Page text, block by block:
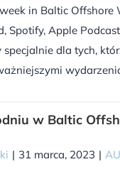
in Baltic Offshore
Spotify, Apple
dla tych,
w Baltic
| 31 marca, 2023 |